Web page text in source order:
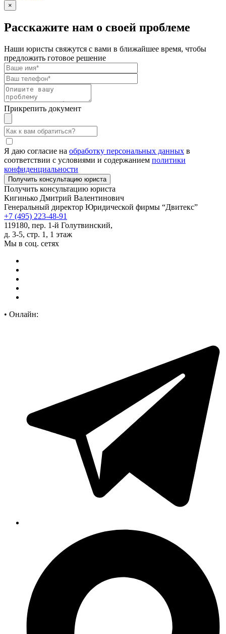
×
Расскажите нам о своей проблеме
Наши юристы свяжутся с вами в ближайшее время, чтобы
предложить готовое решение
Прикрепить документ
Я даю согласие на обработку персональных данных в
соответствии с условиями и содержанием политики
конфиденциальности
Получить консультацию юриста
Кигинько Дмитрий Валентинович
Генеральный директор Юридической фирмы “Двитекс”
+7 (495) 223-48-91
119180, пер. 1-й Голутвинский,
д. 3-5, стр. 1, 1 этаж
Мы в соц. сетях
• Онлайн: